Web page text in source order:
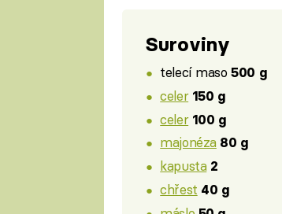
Suroviny
telecí maso500 g
celer 150 g
celer 100 g
majonéza 80 g
kapusta 2
chřest 40 g